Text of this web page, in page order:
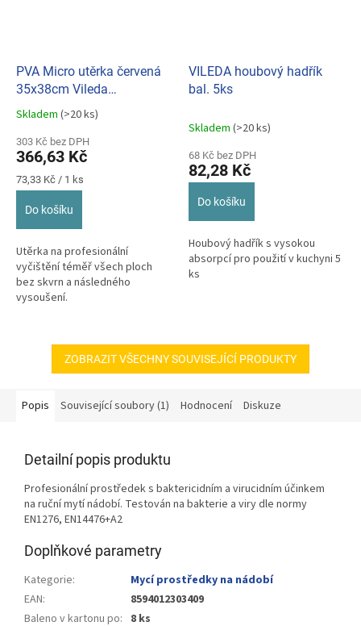
PVA Micro utěrka červená
35x38cm Vileda
Professional bal.5ks
BC143586
Průměrné
produktu
je
5,0
z
Skladem (>20 ks)
303 Kč bez DPH
366,63 Kč
Měrná
cena:
73,33 Kč / 1 ks
Do košíku
Utěrka na profesionální
vyčištění téměř všech ploch
bez skvrn a následného
vysoušení.
VILEDA houbový hadřík
bal. 5ks
Skladem (>20 ks)
68 Kč bez DPH
82,28 Kč
Do košíku
Houbový hadřík s vysokou
absorpcí pro použití v kuchyni 5
ks
ZOBRAZIT VŠECHNY SOUVISEJÍCÍ PRODUKTY
Popis Související soubory (1) Hodnocení Diskuze
Detailní popis produktu
Profesionální prostředek s baktericidním a virucidním účinkem
na ruční mytí nádobí. Testován na bakterie a viry dle normy
EN1276, EN14476+A2
Doplňkové parametry
Kategorie:
Mycí prostředky na nádobí
EAN:
8594012303409
Baleno v kartonu po: 8 ks